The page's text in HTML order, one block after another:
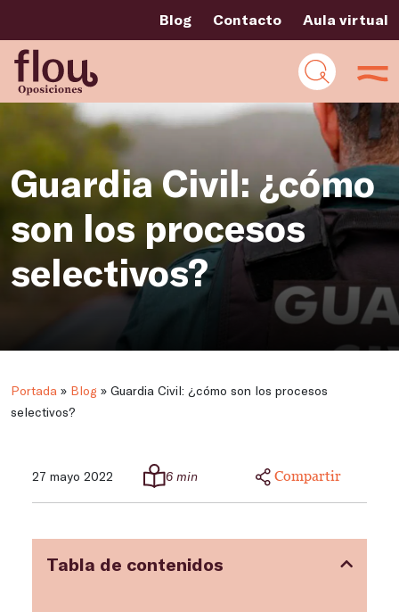
Blog Contacto Aula virtual
Guardia Civil: ¿cómo
son los procesos
selectivos?
Portada » Blog » Guardia Civil: ¿cómo son los procesos
selectivos?
27 mayo 2022 6 min Compartir
Tabla de contenidos